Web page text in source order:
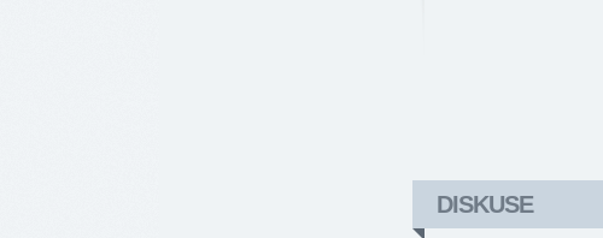
DISKUSE